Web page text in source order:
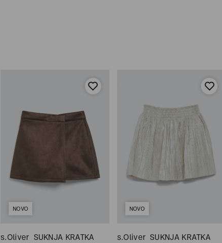
NOVO
s.Oliver SUKNJA KRATKA
NOVO
s.Oliver SUKNJA KRATKA